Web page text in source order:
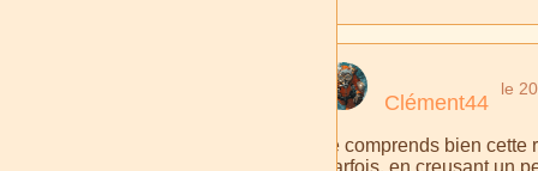
Clément44
le
Je comprends bien
Parfois, en creusant un